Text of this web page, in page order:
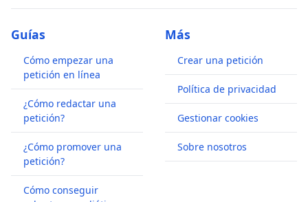
Guías
Cómo empezar una
petición en línea
¿Cómo redactar una
petición?
¿Cómo promover una
petición?
Cómo conseguir
Más
Crear una petición
Política de privacidad
Gestionar cookies
Sobre nosotros